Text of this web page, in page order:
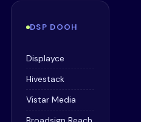
DSP DOOH
Displayce
Hivestack
Vistar Media